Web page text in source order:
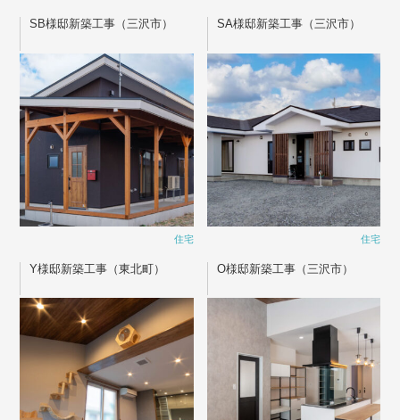
SB様邸新築工事（三沢市）
住宅
SA様邸新築工事（三沢市）
住宅
Y様邸新築工事（東北町） O様邸新築工事（三沢市）